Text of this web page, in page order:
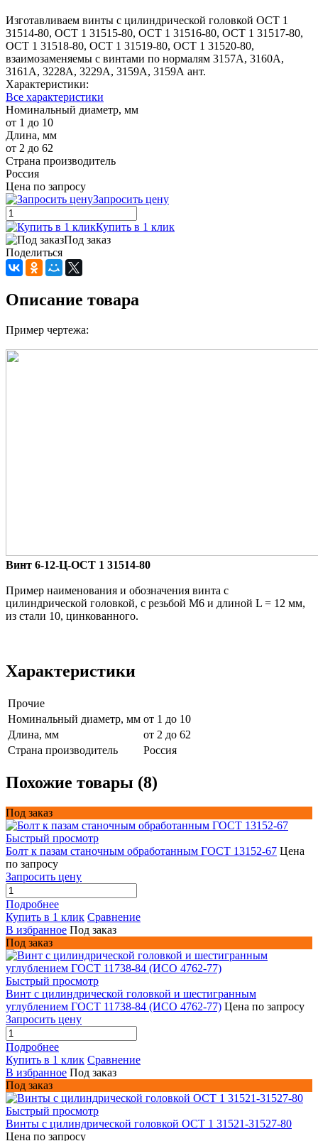
Изготавливаем винты с цилиндрической головкой ОСТ 1
31514-80, ОСТ 1 31515-80, ОСТ 1 31516-80, ОСТ 1 31517-80,
ОСТ 1 31518-80, ОСТ 1 31519-80, ОСТ 1 31520-80,
взаимозаменяемы с винтами по нормалям 3157А, 3160А,
3161А, 3228А, 3229А, 3159А, 3159А ант.
Характеристики:
Все характеристики
Номинальный диаметр, мм
от 1 до 10
Длина, мм
от 2 до 62
Страна производитель
Россия
Цена по запросу
Запросить цену
Купить в 1 клик
Под заказ
Поделиться
Описание товара
Пример чертежа:
Винт 6-12-Ц-ОСТ 1 31514-80
Пример наименования и обозначения винта с
цилиндрической головкой, с резьбой М6 и длиной L = 12 мм,
из стали 10, цинкованного.
Характеристики
Прочие
Номинальный диаметр, мм от 1 до 10
Длина, мм
от 2 до 62
Страна производитель
Россия
Похожие товары (8)
Под заказ
Быстрый просмотр
Болт к пазам станочным обработанным ГОСТ 13152-67 Цена
по запросу
Запросить цену
Подробнее
Купить в 1 клик Сравнение
В избранное Под заказ
Под заказ
Быстрый просмотр
Винт с цилиндрической головкой и шестигранным
углублением ГОСТ 11738-84 (ИСО 4762-77) Цена по запросу
Запросить цену
Подробнее
Купить в 1 клик Сравнение
В избранное Под заказ
Под заказ
Быстрый просмотр
Винты с цилиндрической головкой ОСТ 1 31521-31527-80
Цена по запросу